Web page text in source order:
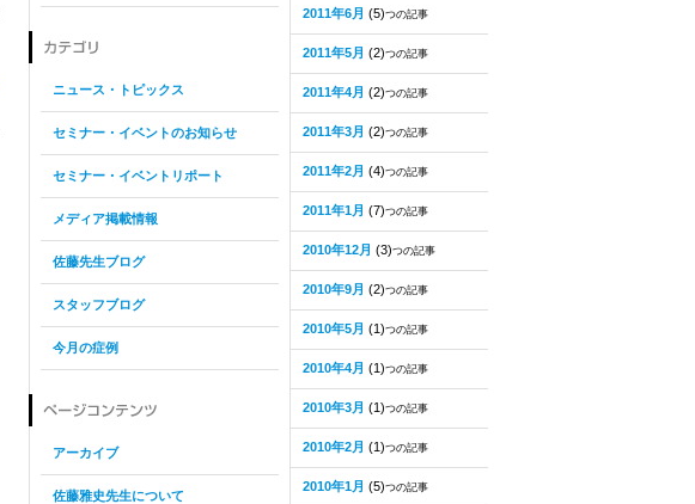
ニュース・トピックス
セミナー・イベントのお知らせ
セミナー・イベントリポート
メディア掲載情報
佐藤先生ブログ
スタッフブログ
今月の症例
アーカイブ
佐藤雅史先生について
2011年6月 (5)つの記事
2011年5月 (2)つの記事
2011年4月 (2)つの記事
2011年3月 (2)つの記事
2011年2月 (4)つの記事
2011年1月 (7)つの記事
2010年12月 (3)つの記事
2010年9月 (2)つの記事
2010年5月 (1)つの記事
2010年4月 (1)つの記事
2010年3月 (1)つの記事
2010年2月 (1)つの記事
2010年1月 (5)つの記事